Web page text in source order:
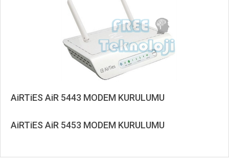
AiRTiES AiR 5443 MODEM KURULUMU
11-
AiRTiES AiR 5453 MODEM KURULUMU